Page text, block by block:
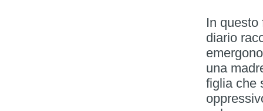
In
diario
una
figlia che